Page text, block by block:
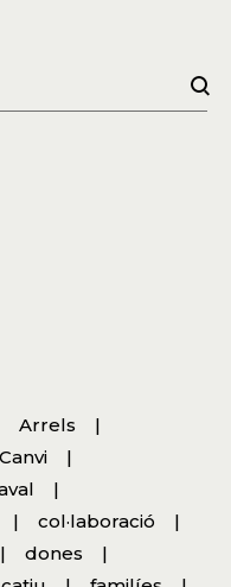
Arrels
col·laboració
dones